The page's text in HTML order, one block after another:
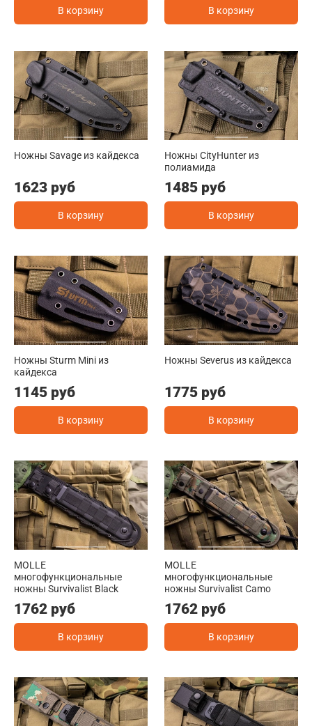
В корзину В корзину
Ножны Savage из кайдекса
1623 руб
В корзину
Ножны CityHunter из
полиамида
1485 руб
В корзину
Ножны Sturm Mini из
кайдекса
1145 руб
В корзину
Ножны Severus из кайдекса
1775 руб
В корзину
MOLLE
многофункциональные
ножны Survivalist Black
1762 руб
В корзину
MOLLE
многофункциональные
ножны Survivalist Camo
1762 руб
В корзину